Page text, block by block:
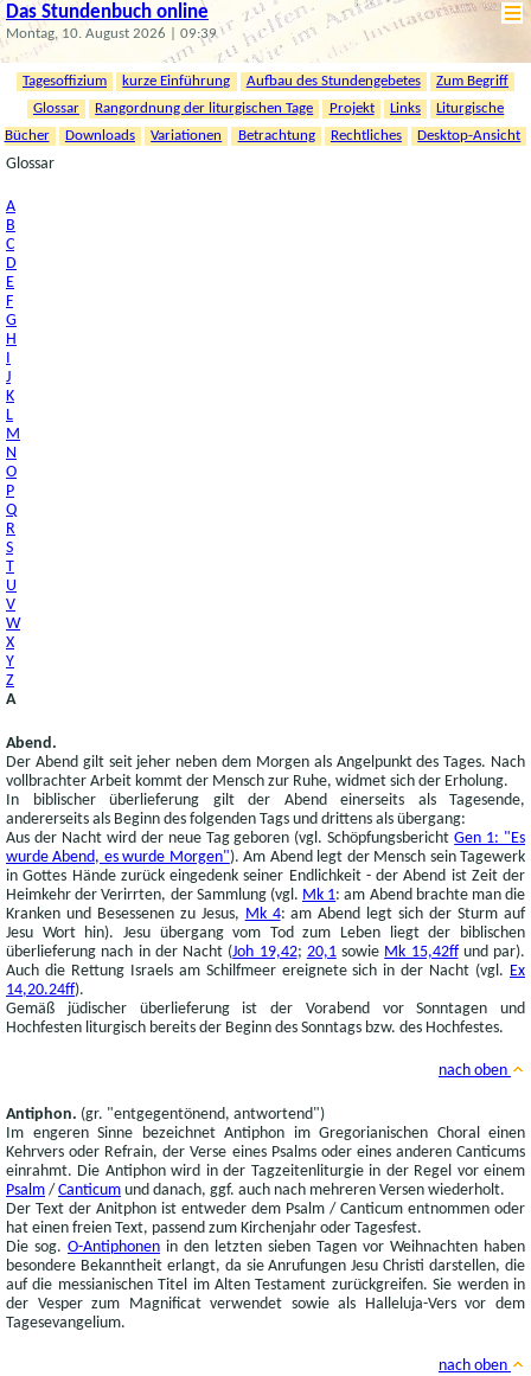
Das Stundenbuch online
Montag, 10. August 2026 | 09:39
Tagesoffizium kurze Einführung Aufbau des Stundengebetes
Zum Begriff
Glossar
Rangordnung der liturgischen Tage Projekt Links
Liturgische
Bücher
Downloads Variationen Betrachtung Rechtliches
Desktop-Ansicht
Glossar
A
B
C
D
E
F
G
H
J
K
L
M
N
O
P
Q
R
S
U
V
W
X
Y
Z
A
Abend.
Der Abend gilt seit jeher neben dem Morgen als Angelpunkt des Tages. Nach
vollbrachter Arbeit kommt der Mensch zur Ruhe, widmet sich der Erholung.
In biblischer überlieferung gilt der Abend einerseits als Tagesende,
andererseits als Beginn des folgenden Tags und drittens als übergang:
Aus der Nacht wird der neue Tag geboren (vgl. SchöpfungsberichtGen 1: "Es
wurde Abend, es wurde Morgen"). Am Abend legt der Mensch sein Tagewerk
in Gottes Hände zurück eingedenk seiner Endlichkeit - der Abend ist Zeit der
Heimkehr der Verirrten, der Sammlung (vgl. Mk 1: am Abend brachte man die
Kranken und Besessenen zu Jesus,
Mk 4: am Abend legt sich der Sturm auf
Jesu Wort hin). Jesu übergang vom Tod zum Leben liegt der biblischen
überlieferung nach in der Nacht (Joh 19,42; 20,1sowie Mk 15,42ffund par).
Auch die Rettung Israels am Schilfmeer ereignete sich in der Nacht (vgl.
Ex
14,20.24ff).
Gemäß jüdischer überlieferung ist der Vorabend vor Sonntagen und
Hochfesten liturgisch bereits der Beginn des Sonntags bzw. des Hochfestes.
nach oben
Antiphon. (gr. "entgegentönend, antwortend")
Im engeren Sinne bezeichnet Antiphon im Gregorianischen Choral einen
Kehrvers oder Refrain, der Verse eines Psalms oder eines anderen Canticums
einrahmt. Die Antiphon wird in der Tagzeitenliturgie in der Regel vor einem
Psalm / Canticum und danach, ggf. auch nach mehreren Versen wiederholt.
Der Text der Anitphon ist entweder dem Psalm / Canticum entnommen oder
hat einen freien Text, passend zum Kirchenjahr oder Tagesfest.
Die sog. O-Antiphonen in den letzten sieben Tagen vor Weihnachten haben
besondere Bekanntheit erlangt, da sie Anrufungen Jesu Christi darstellen, die
auf die messianischen Titel im Alten Testament zurückgreifen. Sie werden in
der Vesper zum Magnificat verwendet sowie als Halleluja-Vers vor dem
Tagesevangelium.
nach oben